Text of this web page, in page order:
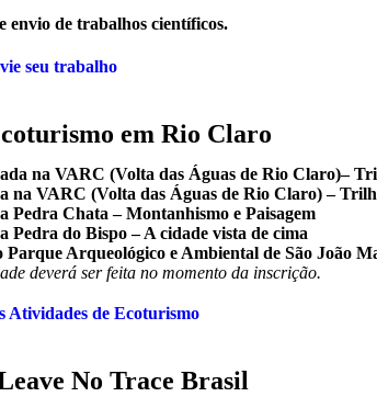
envio de trabalhos científicos.
seu trabalho
em Rio Claro
na VARC (Volta das Águas de Rio Claro)–
na VARC (Volta das Águas de Rio Claro) –
Pedra Chata – Montanhismo e Paisagem
Pedra do Bispo – A cidade vista de cima
Parque Arqueológico e Ambiental de São João
deverá ser feita no momento da inscrição.
Atividades de Ecoturismo
No Trace Brasil